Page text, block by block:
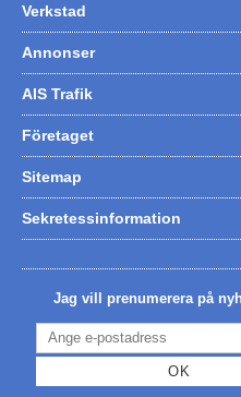
Verkstad
Annonser
AIS Trafik
Företaget
Sitemap
Sekretessinformation
Jag vill prenumerera på
OK